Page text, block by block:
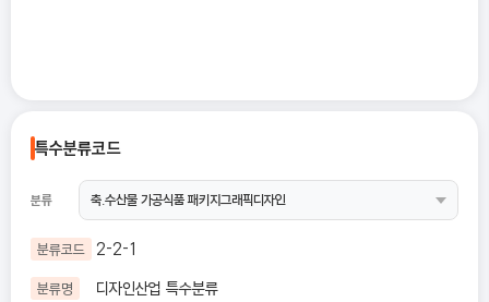
특수분류코드
분류
분류코드 2-2-1
분류명 디자인산업 특수분류